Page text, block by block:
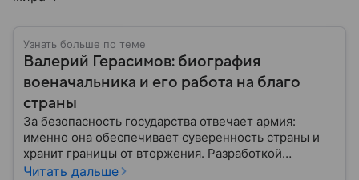
Узнать больше по теме
Валерий Герасимов: биография
военачальника и его работа на благо
страны
За безопасность государства отвечает армия:
именно она обеспечивает суверенность страны и
хранит границы от вторжения. Разработкой
стратегической доктрины действий вооруженных
Читать дальше